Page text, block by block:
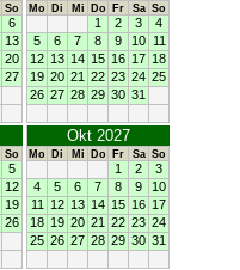
So
6
13
20
27
Mo Di Mi Do Fr Sa So
1 2 3
4
5
6 7 8 9 10 11
12 13 14 15 16 17 18
19 20 21 22 23 24 25
26 27 28 29 30 31
So
5
12
19
26
Okt 2027
Mo Di Mi Do Fr Sa So
1 2
3
4
5 6 7 8 9
10
11
12 13 14 15 16 17
18 19 20 21 22 23 24
25 26 27 28 29 30 31